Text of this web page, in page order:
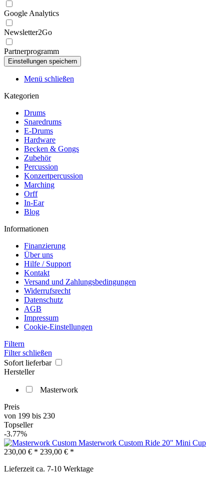
Google Analytics
Newsletter2Go
Partnerprogramm
Menü schließen
Kategorien
Drums
Snaredrums
E-Drums
Hardware
Becken & Gongs
Zubehör
Percussion
Konzertpercussion
Marching
Orff
In-Ear
Blog
Informationen
Finanzierung
Über uns
Hilfe / Support
Kontakt
Versand und Zahlungsbedingungen
Widerrufsrecht
Datenschutz
AGB
Impressum
Cookie-Einstellungen
Filtern
Filter schließen
Sofort lieferbar
Hersteller
Masterwork
Preis
von 199 bis 230
Topseller
-3.77%
Masterwork Custom Ride 20" Mini Cup
230,00 € * 239,00 € *
Lieferzeit ca. 7-10 Werktage